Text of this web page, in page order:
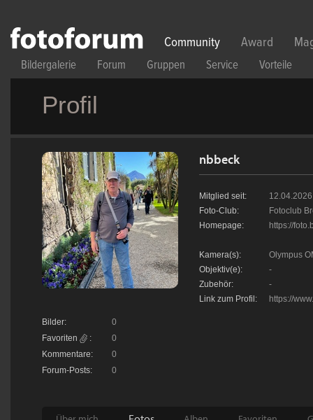
Community Award
Bildergalerie Forum Gruppen Service Vorteile
Profil
Bilder:
0
Favoriten
:
0
Kommentare:
0
Forum-Posts:
0
nbbeck
Mitglied seit:
12.04.2026
Foto-Club:
Fotoclub
Homepage:
https://
Kamera(s):
Olympus
Objektiv(e):
-
Zubehör:
-
Link zum Profil:
https://